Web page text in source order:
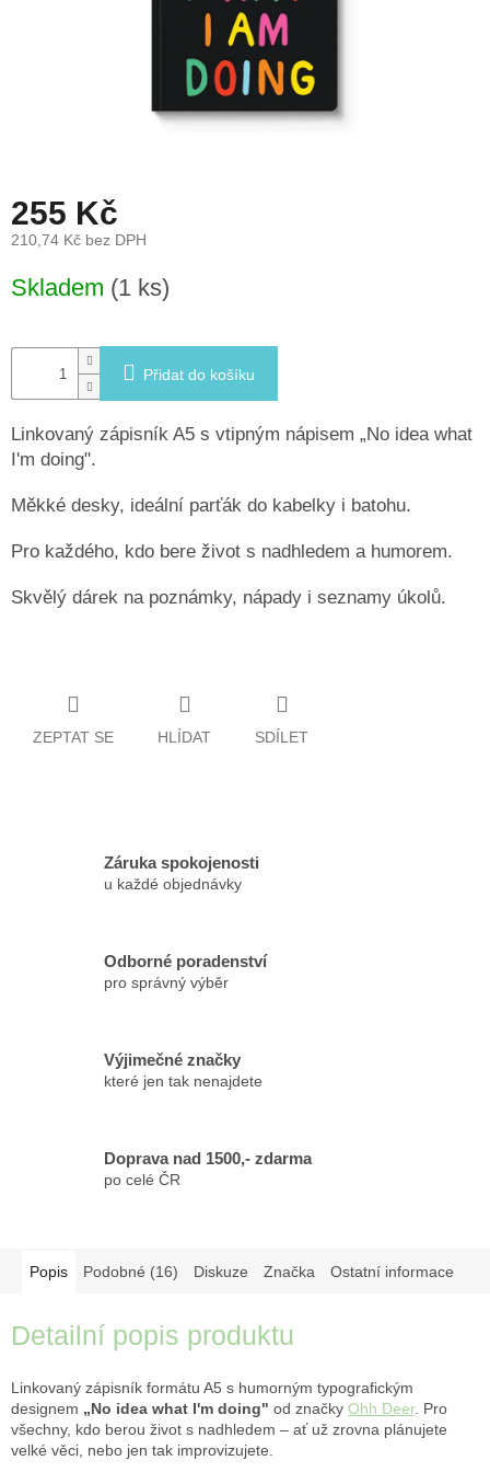
Novinky
Prodejny
255 Kč
210,74 Kč bez DPH
cena:
Skladem (1 ks)
Přidat do košíku
Linkovaný zápisník A5 s vtipným nápisem „No idea what
I'm doing".
Měkké desky, ideální parťák do kabelky i batohu.
Pro každého, kdo bere život s nadhledem a humorem.
Skvělý dárek na poznámky, nápady i seznamy úkolů.
ZEPTAT SE HLÍDAT SDÍLET
Záruka spokojenosti
u každé objednávky
Odborné poradenství
pro správný výběr
Výjimečné značky
které jen tak nenajdete
Doprava nad 1500,- zdarma
po celé ČR
Popis Podobné (16) Diskuze Značka Ostatní informace
Detailní popis produktu
Linkovaný zápisník formátu A5 s humorným typografickým
designem „No idea what I'm doing" od značky Ohh Deer. Pro
všechny, kdo berou život s nadhledem – ať už zrovna plánujete
velké věci, nebo jen tak improvizujete.